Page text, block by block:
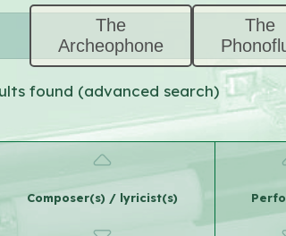
The
Archeophone
The
found (advanced search)
Composer(s) / lyricist(s)